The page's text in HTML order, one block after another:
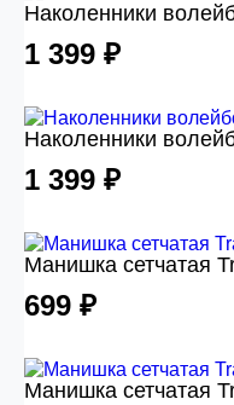
Наколенники
1 399 ₽
Наколенники
1 399 ₽
Манишка сетчатая
699 ₽
Манишка сетчатая